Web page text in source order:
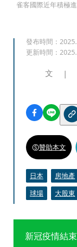
雀客國際近年積極
發布時間：
更新時間：
文
贊助本文
日本 房地產
球場
大股東
新冠疫情結